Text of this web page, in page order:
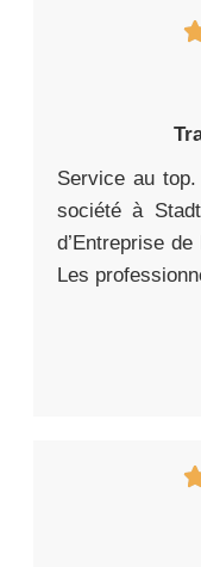
Service au
société à
d’Entreprise
Les